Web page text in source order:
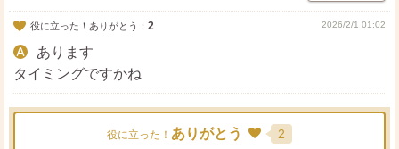
役に立った！ありがとう： 2 2026/2/1 01:02
あります
タイミングですかね
役に立った！ ありがとう 2